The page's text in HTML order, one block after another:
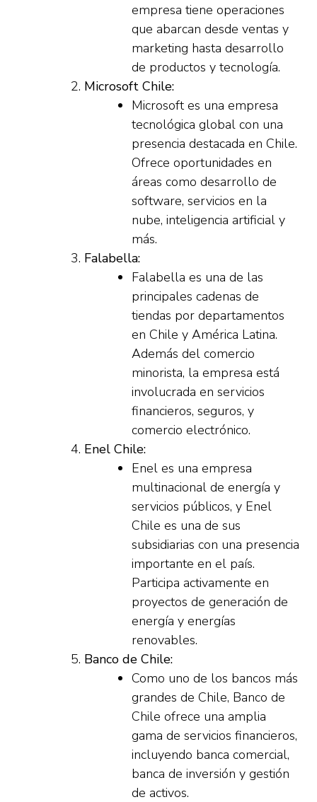
empresa tiene operaciones
que abarcan desde ventas y
marketing hasta desarrollo
de productos y tecnología.
Microsoft Chile:
Microsoft es una empresa
tecnológica global con una
presencia destacada en Chile.
Ofrece oportunidades en
áreas como desarrollo de
software, servicios en la
nube, inteligencia artificial y
más.
Falabella:
Falabella es una de las
principales cadenas de
tiendas por departamentos
en Chile y América Latina.
Además del comercio
minorista, la empresa está
involucrada en servicios
financieros, seguros, y
comercio electrónico.
Enel Chile:
Enel es una empresa
multinacional de energía y
servicios públicos, y Enel
Chile es una de sus
subsidiarias con una presencia
importante en el país.
Participa activamente en
proyectos de generación de
energía y energías
renovables.
Banco de Chile:
Como uno de los bancos más
grandes de Chile, Banco de
Chile ofrece una amplia
gama de servicios financieros,
incluyendo banca comercial,
banca de inversión y gestión
de activos.